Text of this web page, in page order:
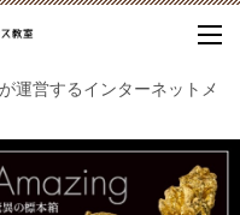
運営するインターネットメ